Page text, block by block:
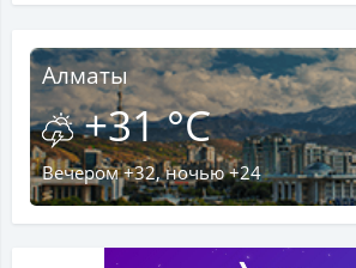
Алматы
+31 °C
Вечером +32, ночью +24